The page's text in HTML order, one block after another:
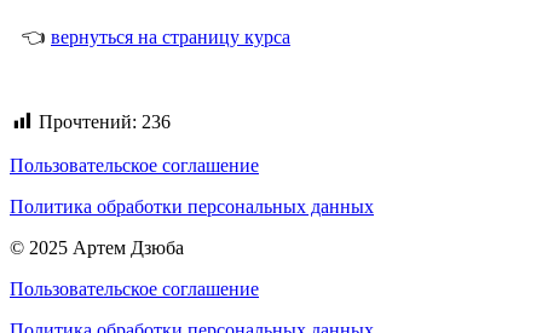
👈 вернуться на страницу курса
Прочтений: 236
Пользовательское соглашение
Политика обработки персональных данных
© 2025 Артем Дзюба
Пользовательское соглашение